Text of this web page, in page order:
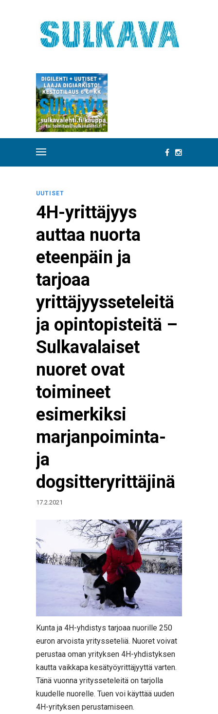
UUTISET
4H-yrittäjyys
auttaa nuorta
eteenpäin ja
tarjoaa
yrittäjyysseteleitä
ja opintopisteitä –
Sulkavalaiset
nuoret ovat
toimineet
esimerkiksi
marjanpoiminta-
ja
dogsitteryrittäjinä
17.2.2021
Kunta ja 4H-yhdistys tarjoaa nuorille 250
euron arvoista yritysseteliä. Nuoret voivat
perustaa oman yrityksen 4H-yhdistyksen
kautta vaikkapa kesätyöyrittäjyyttä varten.
Tänä vuonna yritysseteleitä on tarjolla
kuudelle nuorelle. Tuen voi käyttää uuden
4H-yrityksen perustamiseen.